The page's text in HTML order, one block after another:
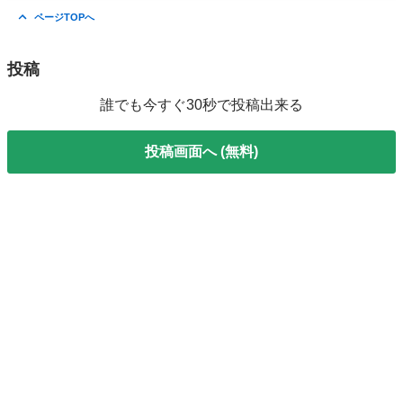
ページTOPへ
投稿
誰でも今すぐ30秒で投稿出来る
投稿画面へ (無料)